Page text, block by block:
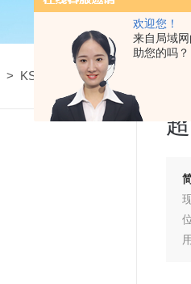
欢迎您！
来自局域
助您的吗？
> KS-250DE超声波清洗器